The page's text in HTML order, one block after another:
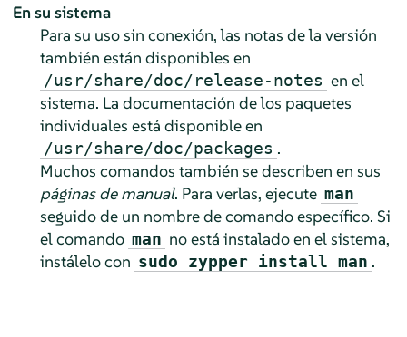
En su sistema
Para su uso sin conexión, las notas de la versión
también están disponibles en
/usr/share/doc/release-notes en el
sistema. La documentación de los paquetes
individuales está disponible en
/usr/share/doc/packages .
Muchos comandos también se describen en sus
páginas de manual. Para verlas, ejecute man
seguido de un nombre de comando específico. Si
el comando man no está instalado en el sistema,
instálelo con sudo zypper install man .